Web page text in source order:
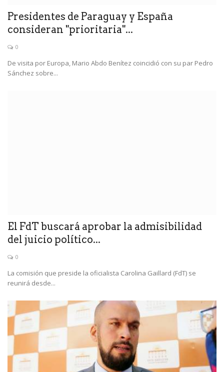
Presidentes de Paraguay y España
consideran "prioritaria"...
0
De visita por Europa, Mario Abdo Benítez coincidió con su par Pedro
Sánchez sobre...
El FdT buscará aprobar la admisibilidad
del juicio político...
0
La comisión que preside la oficialista Carolina Gaillard (FdT) se
reunirá desde...